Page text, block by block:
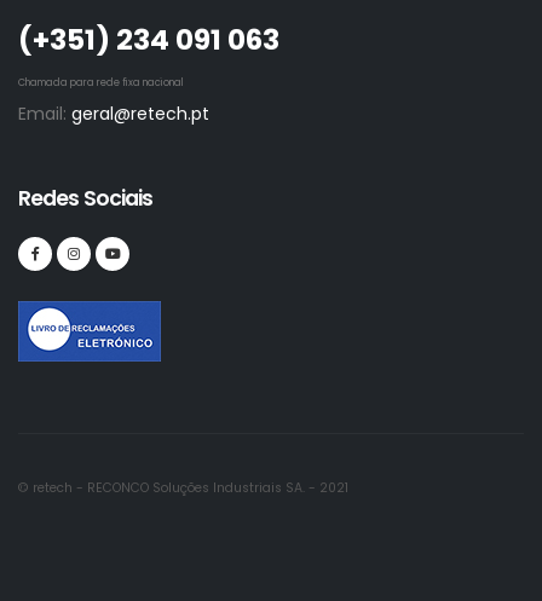
(+351)­ 234 091 063
Chamada para rede fixa nacional
Email: geral@retech.pt
Redes Sociais
© retech - RECONCO Soluções Industriais SA. - 2021